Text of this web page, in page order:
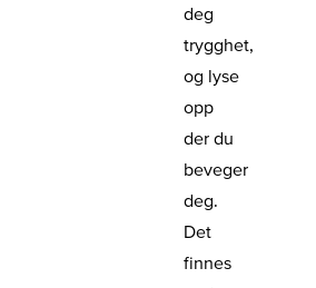
deg
trygghet,
og lyse
opp
der du
beveger
deg.
Det
finnes